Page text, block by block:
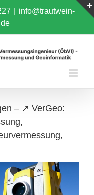
info@trautwein-
– ↗️ VerGeo: